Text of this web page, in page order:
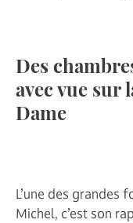
Des
avec vue sur
Dame
L’une des grandes
Michel, c’est son